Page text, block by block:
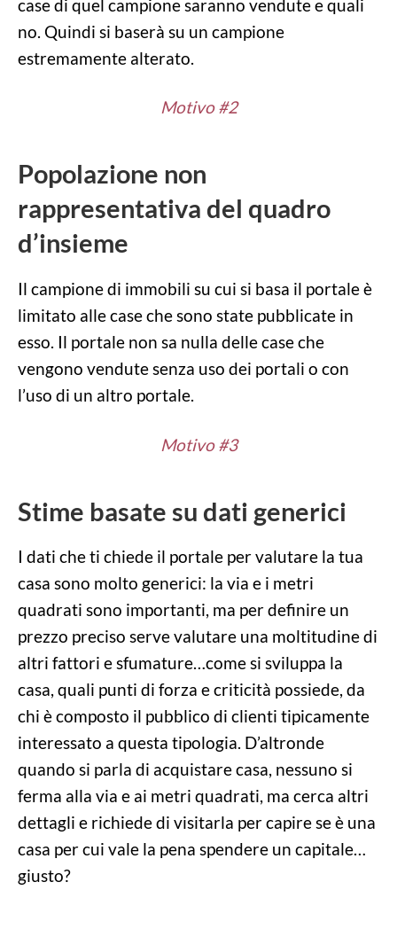
case di quel campione saranno vendute e quali
no. Quindi si baserà su un campione
estremamente alterato.
Motivo #2
Popolazione non
rappresentativa del quadro
d’insieme
Il campione di immobili su cui si basa il portale è
limitato alle case che sono state pubblicate in
esso. Il portale non sa nulla delle case che
vengono vendute senza uso dei portali o con
l’uso di un altro portale.
Motivo #3
Stime basate su dati generici
I dati che ti chiede il portale per valutare la tua
casa sono molto generici: la via e i metri
quadrati sono importanti, ma per definire un
prezzo preciso serve valutare una moltitudine di
altri fattori e sfumature…come si sviluppa la
casa, quali punti di forza e criticità possiede, da
chi è composto il pubblico di clienti tipicamente
interessato a questa tipologia. D’altronde
quando si parla di acquistare casa, nessuno si
ferma alla via e ai metri quadrati, ma cerca altri
dettagli e richiede di visitarla per capire se è una
casa per cui vale la pena spendere un capitale…
giusto?